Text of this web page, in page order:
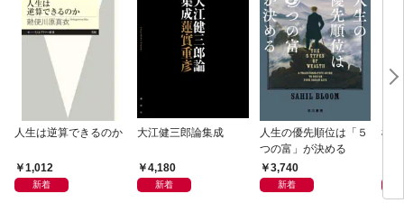
人生は逆算できるのか
1,012
新着
大江健三郎論集成
4,180
新着
人生の優先順位は「５
つの富」が決める
3,740
新着
極